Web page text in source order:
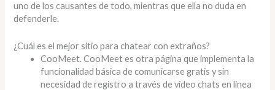
uno de los causantes de todo, mientras que ella no duda en
defenderle.
¿Cuál es el mejor sitio para chatear con extraños?
CooMeet. CooMeet es otra página que implementa la
funcionalidad básica de comunicarse gratis y sin
necesidad de registro a través de vídeo chats en línea